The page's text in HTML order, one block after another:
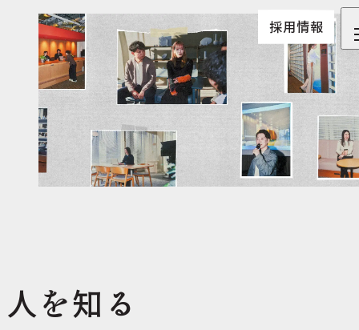
採用情報
人を知る